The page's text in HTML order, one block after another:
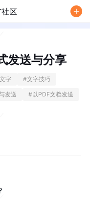
区
发送与分享
文字 #文字技巧
发送 #以PDF文档发送